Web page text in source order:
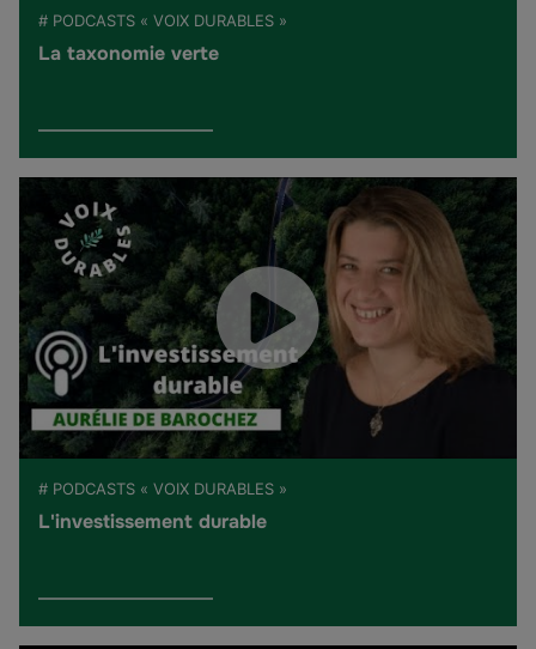
# PODCASTS « VOIX DURABLES »
La taxonomie verte
# PODCASTS « VOIX DURABLES »
L'investissement durable